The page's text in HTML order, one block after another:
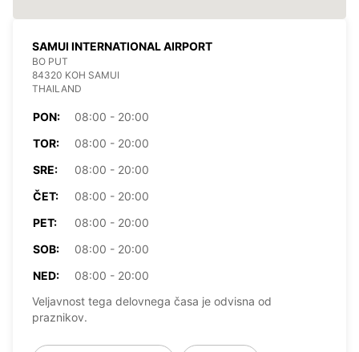
SAMUI INTERNATIONAL AIRPORT
BO PUT
84320 KOH SAMUI
THAILAND
PON:
08:00 - 20:00
TOR:
08:00 - 20:00
SRE:
08:00 - 20:00
ČET:
08:00 - 20:00
PET:
08:00 - 20:00
SOB:
08:00 - 20:00
NED:
08:00 - 20:00
Veljavnost tega delovnega časa je odvisna od
praznikov.